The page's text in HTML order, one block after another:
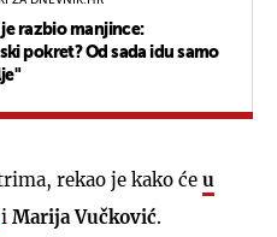
razbio manjince:
pokret? Od sada idu samo
rekao je kako će u
i Marija Vučković.